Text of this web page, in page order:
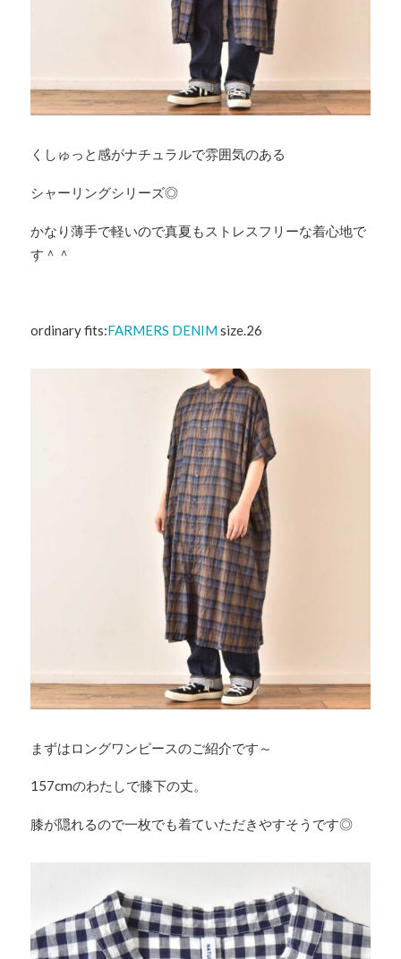
くしゅっと感がナチュラルで雰囲気のある
シャーリングシリーズ◎
かなり薄手で軽いので真夏もストレスフリーな着心地で
す＾＾
ordinary fits:FARMERS DENIMsize.26
まずはロングワンピースのご紹介です～
157cmのわたしで膝下の丈。
膝が隠れるので一枚でも着ていただきやすそうです◎